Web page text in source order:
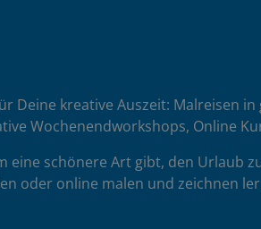
Deine kreative Auszeit: Malreisen
Wochenendworkshops, Online
eine schönere Art gibt, den Urlaub
oder online malen und zeichnen